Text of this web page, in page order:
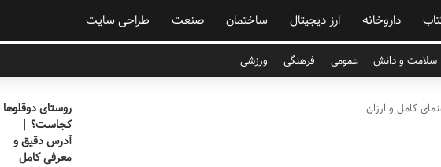
داروخانه ارز دیجیتال ساختمان صنعت طراحی سایت
سلامت و دانش عمومی فرهنگی ورزشی
کامل و ارزان
روستای دوقلوها
کجاست؟ |
آدرس دقیق و
معرفی کامل